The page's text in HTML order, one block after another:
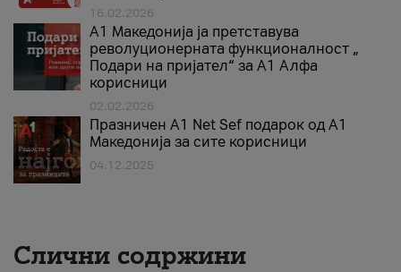
16.02.2026
А1 Македонија ја претставува
револуционерната функционалност „
Подари на пријател“ за А1 Алфа
корисници
02.02.2026
Празничен A1 Net Sеf подарок од А1
Македонија за сите корисници
04.12.2025
Слични содржини